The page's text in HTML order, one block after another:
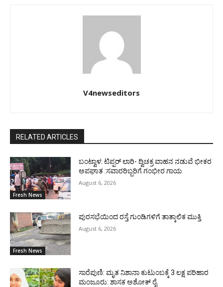
V4newseditors
RELATED ARTICLES
Fresh News
ಬಂಟ್ವಾಳ: ಟಿಪ್ಪರ್ ಲಾರಿ- ದ್ವಿಚಕ್ರ ವಾಹನ ನಡುವೆ ಭೀಕರ
ಅಪಘಾತ :ಸವಾರರಿಬ್ಬರಿಗೆ ಗಂಭೀರ ಗಾಯ
August 6, 2026
Fresh News
ಪುರಸಭೆಯಿಂದ ರಸ್ತೆ ಗುಂಡಿಗಳಿಗೆ ತಾತ್ಕಾಲಿಕ ಮುಕ್ತಿ
August 6, 2026
ಸಾರೆಪುಣಿ: ಮೃತ ನಿಶಾನಾ ಕುಟುಂಬಕ್ಕೆ 3 ಲಕ್ಷ ಪರಿಹಾರ
ಮಂಜೂರು: ಶಾಸಕ ಅಶೋಕ್ ರೈ